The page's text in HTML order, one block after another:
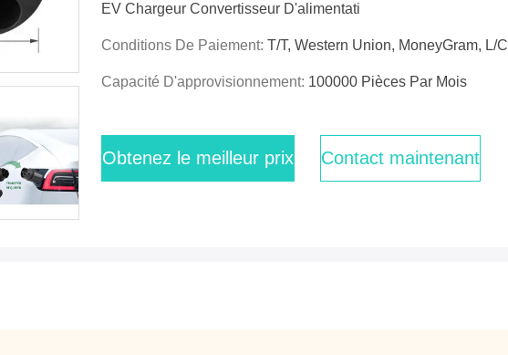
EV Chargeur Convertisseur D'alimentati
Conditions De Paiement: T/T, Western Union, MoneyGram, L/C
Capacité D'approvisionnement: 100000 Pièces Par Mois
Obtenez le meilleur prix Contact maintenant